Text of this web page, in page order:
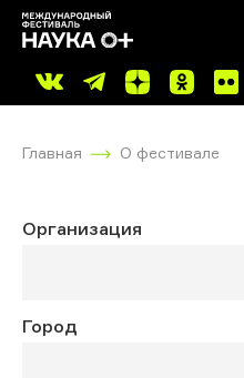
Главная О фестивале
Организация
Город